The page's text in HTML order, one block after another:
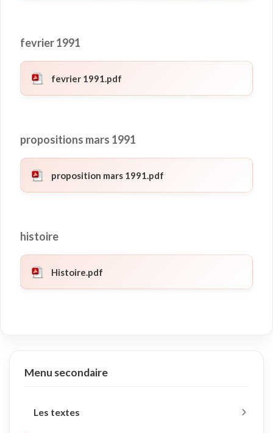
Menu secondaire
Les textes
fevrier 1991
fevrier 1991.pdf
propositions mars 1991
proposition mars 1991.pdf
histoire
Histoire.pdf